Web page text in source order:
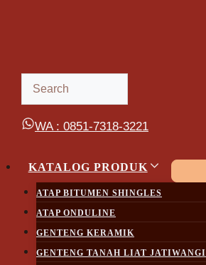
WA : 0851-7318-3221
KATALOG PRODUK
ATAP BITUMEN SHINGLES
ATAP ONDULINE
GENTENG KERAMIK
GENTENG TANAH LIAT JATIWANGI